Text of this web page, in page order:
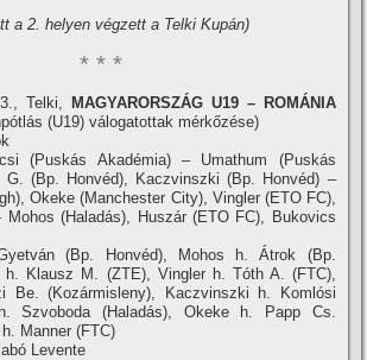
a 2. helyen végzett a Telki Kupán)
* * *
Telki,
MAGYARORSZÁG U19 – ROMÁNIA
(U19) válogatottak mérkőzése)
(Puskás Akadémia) – Umathum (Puskás
G. (Bp. Honvéd), Kaczvinszki (Bp. Honvéd) –
Okeke (Manchester City), Vingler (ETO FC),
Mohos (Haladás), Huszár (ETO FC), Bukovics
(Bp. Honvéd), Mohos h. Átrok (Bp.
h. Klausz M. (ZTE), Vingler h. Tóth A. (FTC),
Be. (Kozármisleny), Kaczvinszki h. Komlósi
Szvoboda (Haladás), Okeke h. Papp Cs.
Manner (FTC)
Levente